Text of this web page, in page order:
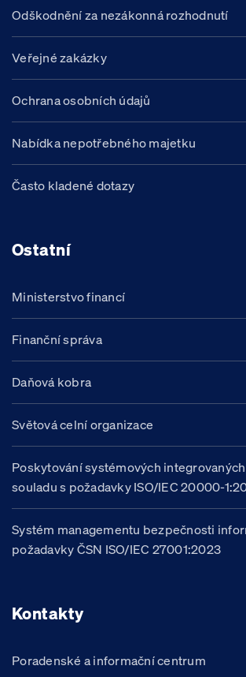
Odškodnění za nezákonná rozhodnutí
Veřejné zakázky
Ochrana osobních údajů
Nabídka nepotřebného majetku
Často kladené dotazy
Ostatní
Ministerstvo financí
Finanční správa
Daňová kobra
Světová celní organizace
Poskytování systémových
souladu s požadavky ISO/IEC 20000-
Systém managementu bezpečnosti
požadavky ČSN ISO/IEC 27001:2023
Kontakty
Poradenské a informační centrum